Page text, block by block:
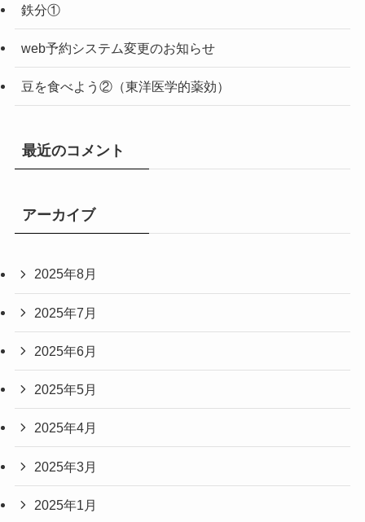
鉄分①
web予約システム変更のお知らせ
豆を食べよう②（東洋医学的薬効）
最近のコメント
アーカイブ
2025年8月
2025年7月
2025年6月
2025年5月
2025年4月
2025年3月
2025年1月